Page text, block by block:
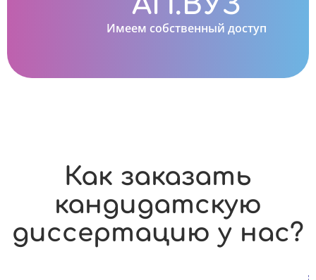
Имеем собственный доступ
Как заказать
кандидатскую
диссертацию у нас?